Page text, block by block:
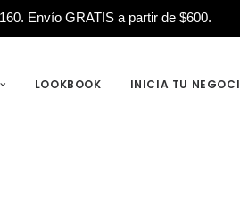
Envío GRATIS a partir de $600.
LOOKBOOK INICIA TU